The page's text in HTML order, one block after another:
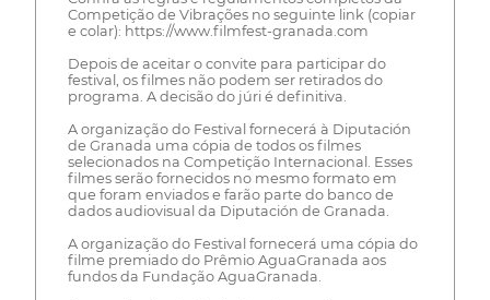
Competição de Vibrações no seguinte link (copiar
e colar): https://www.filmfest-granada.com
Depois de aceitar o convite para participar do
festival, os filmes não podem ser retirados do
programa. A decisão do júri é definitiva.
A organização do Festival fornecerá à Diputación
de Granada uma cópia de todos os filmes
selecionados na Competição Internacional. Esses
filmes serão fornecidos no mesmo formato em
que foram enviados e farão parte do banco de
dados audiovisual da Diputación de Granada.
A organização do Festival fornecerá uma cópia do
filme premiado do Prêmio AguaGranada aos
fundos da Fundação AguaGranada.